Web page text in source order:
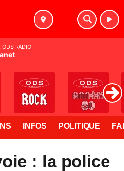
INFOS POLITIQUE
: la police
ODS RADIO